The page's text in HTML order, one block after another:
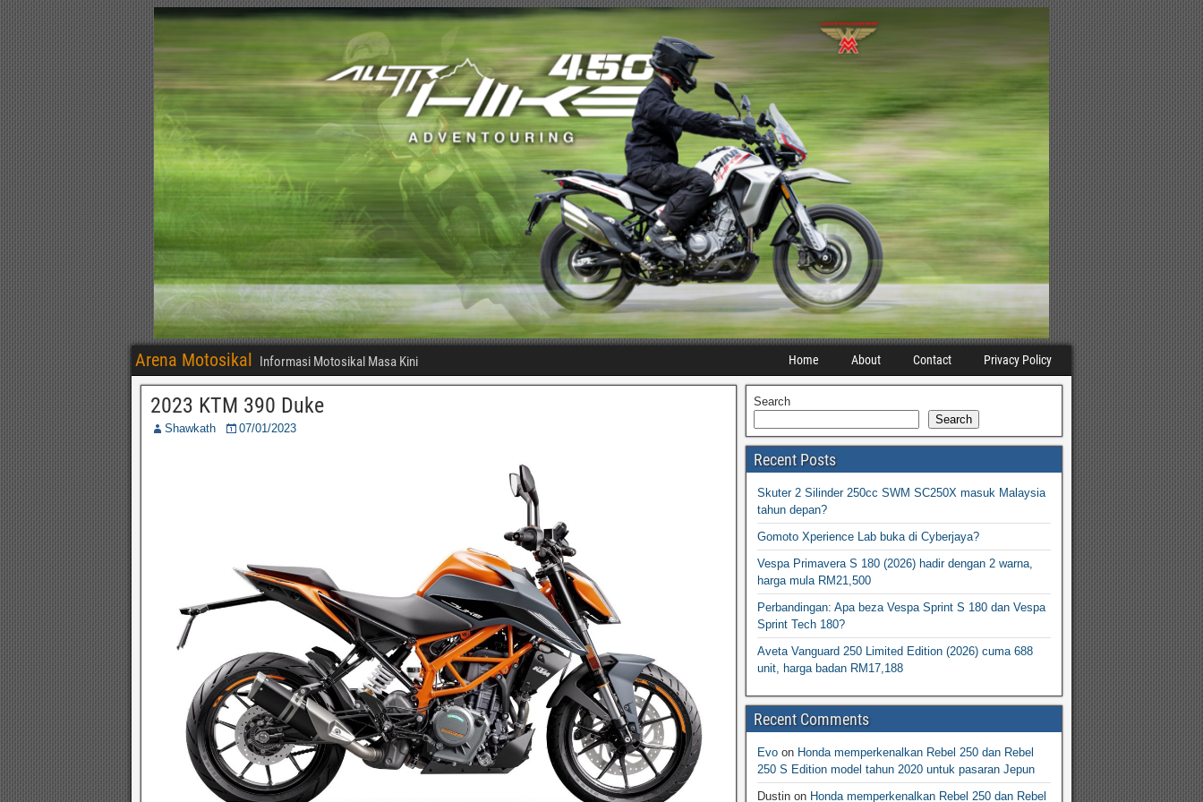
Arena Motosikal Informasi Motosikal Masa Kini Home About Contact Privacy Policy
2023 KTM 390 Duke
Shawkath 07/01/2023
Search
Search
Recent Posts
Skuter 2 Silinder 250cc SWM SC250X masuk Malaysia
tahun depan?
Gomoto Xperience Lab buka di Cyberjaya?
Vespa Primavera S 180 (2026) hadir dengan 2 warna,
harga mula RM21,500
Perbandingan: Apa beza Vespa Sprint S 180 dan Vespa
Sprint Tech 180?
Aveta Vanguard 250 Limited Edition (2026) cuma 688
unit, harga badan RM17,188
Recent Comments
Evo on Honda memperkenalkan Rebel 250 dan Rebel
250 S Edition model tahun 2020 untuk pasaran Jepun
Dustin on Honda memperkenalkan Rebel 250 dan Rebel